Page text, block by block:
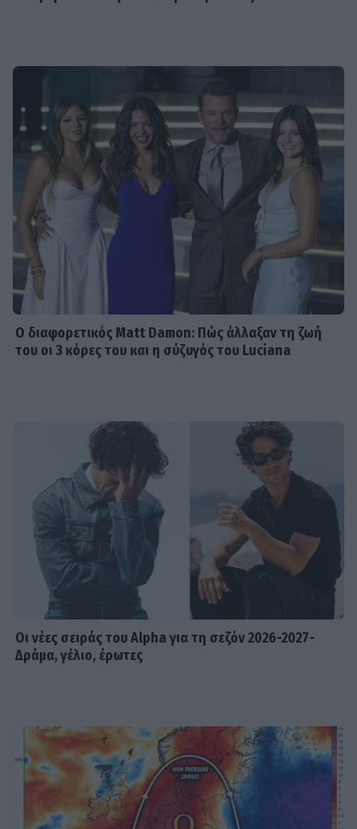
Ο διαφορετικός Matt Damon: Πώς άλλαξαν τη ζωή
του οι 3 κόρες του και η σύζυγός του Luciana
Οι νέες σειράς του Alpha για τη σεζόν 2026-2027-
Δράμα, γέλιο, έρωτες